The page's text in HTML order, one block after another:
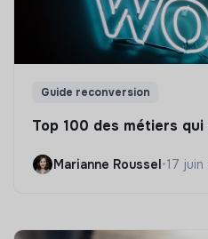
Guide reconversion
Top 100 des métiers
Marianne Roussel•17